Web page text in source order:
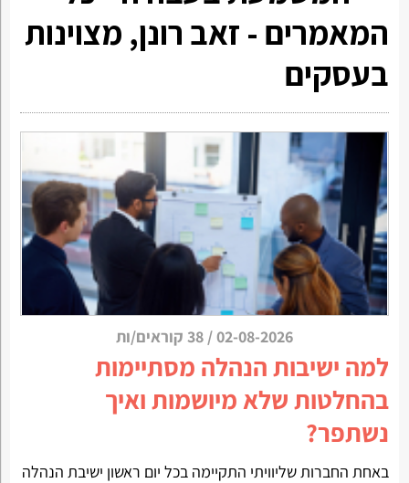
המאמרים - זאב רונן, מצוינות
בעסקים
02-08-2026
/ 38 קוראים/ות
למה ישיבות הנהלה מסתיימות
בהחלטות שלא מיושמות ואיך
נשתפר?
באחת החברות שליוויתי התקיימה בכל יום ראשון ישיבת הנהלה